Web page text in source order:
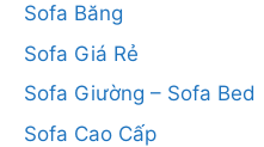
Sofa Băng
Sofa Giá Rẻ
Sofa Giường – Sofa Bed
Sofa Cao Cấp